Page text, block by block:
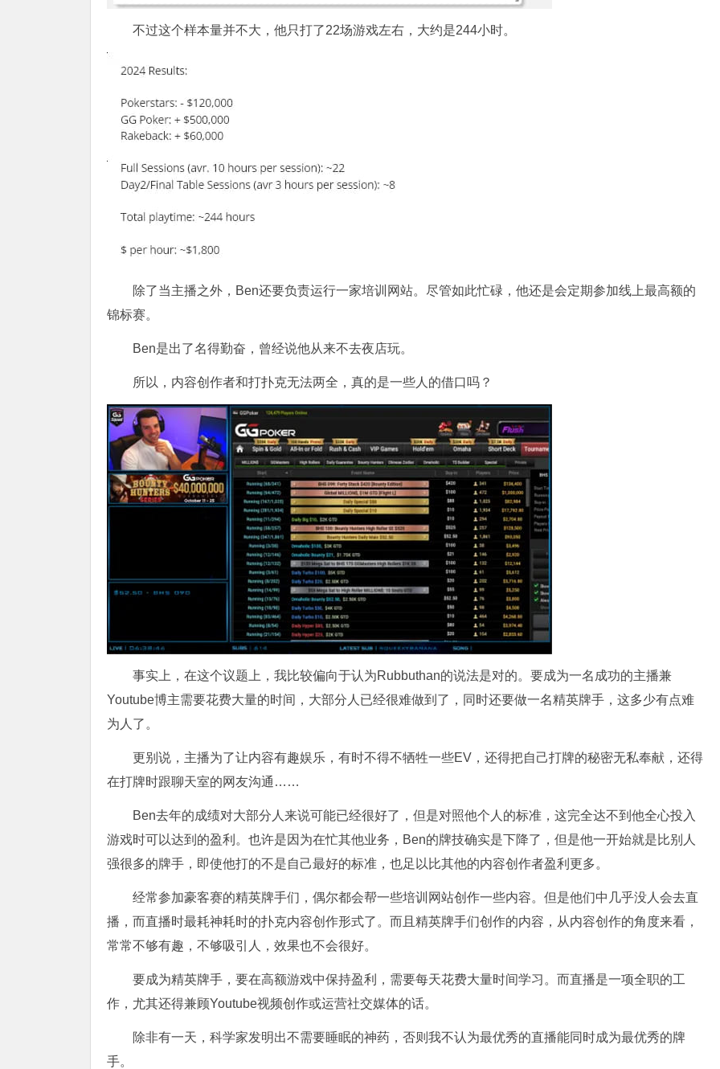
不过这个样本量并不大，他只打了22场游戏左右，大约是244小时。
除了当主播之外，Ben还要负责运行一家培训网站。尽管如此忙碌，他还是会定期参加线上最高额的
锦标赛。
Ben是出了名得勤奋，曾经说他从来不去夜店玩。
所以，内容创作者和打扑克无法两全，真的是一些人的借口吗？
事实上，在这个议题上，我比较偏向于认为Rubbuthan的说法是对的。要成为一名成功的主播兼
Youtube博主需要花费大量的时间，大部分人已经很难做到了，同时还要做一名精英牌手，这多少有点难
为人了。
更别说，主播为了让内容有趣娱乐，有时不得不牺牲一些EV，还得把自己打牌的秘密无私奉献，还得
在打牌时跟聊天室的网友沟通……
Ben去年的成绩对大部分人来说可能已经很好了，但是对照他个人的标准，这完全达不到他全心投入
游戏时可以达到的盈利。也许是因为在忙其他业务，Ben的牌技确实是下降了，但是他一开始就是比别人
强很多的牌手，即使他打的不是自己最好的标准，也足以比其他的内容创作者盈利更多。
经常参加豪客赛的精英牌手们，偶尔都会帮一些培训网站创作一些内容。但是他们中几乎没人会去直
播，而直播时最耗神耗时的扑克内容创作形式了。而且精英牌手们创作的内容，从内容创作的角度来看，
常常不够有趣，不够吸引人，效果也不会很好。
要成为精英牌手，要在高额游戏中保持盈利，需要每天花费大量时间学习。而直播是一项全职的工
作，尤其还得兼顾Youtube视频创作或运营社交媒体的话。
除非有一天，科学家发明出不需要睡眠的神药，否则我不认为最优秀的直播能同时成为最优秀的牌
手。